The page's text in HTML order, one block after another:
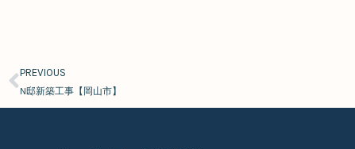
Prev
PREVIOUS
N邸新築工事【岡山市】